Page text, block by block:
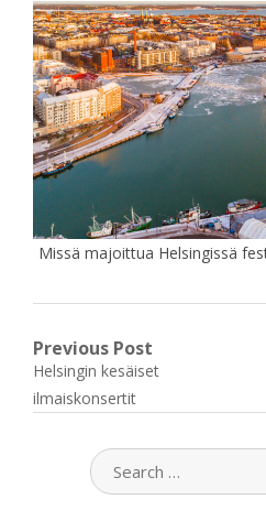
Missä majoittua Helsingissä
Post
navigation
Previous Post
Previous
post:
Helsingin kesäiset
ilmaiskonsertit
SEARCH
FOR: